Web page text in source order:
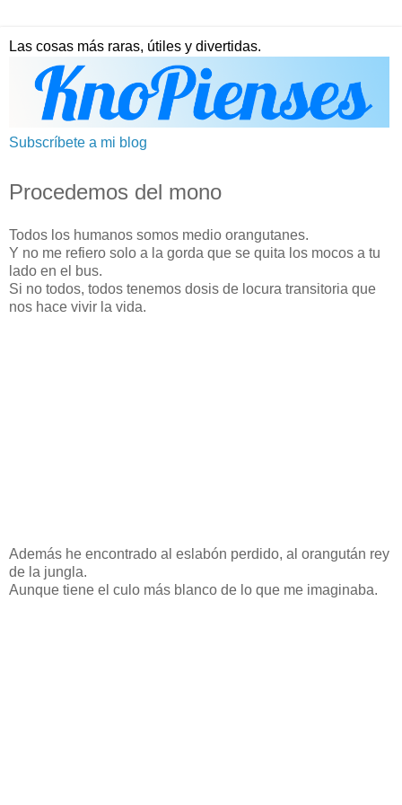
Las cosas más raras, útiles y divertidas.
Subscríbete a mi blog
Procedemos del mono
Todos los humanos somos medio orangutanes.
Y no me refiero solo a la gorda que se quita los mocos a tu
lado en el bus.
Si no todos, todos tenemos dosis de locura transitoria que
nos hace vivir la vida.
Además he encontrado al eslabón perdido, al orangután rey
de la jungla.
Aunque tiene el culo más blanco de lo que me imaginaba.